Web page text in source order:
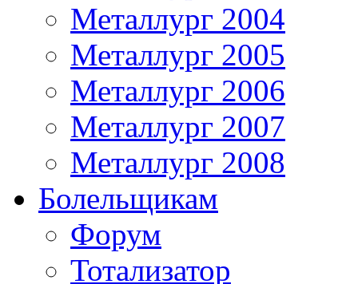
Металлург 2004
Металлург 2005
Металлург 2006
Металлург 2007
Металлург 2008
Болельщикам
Форум
Тотализатор